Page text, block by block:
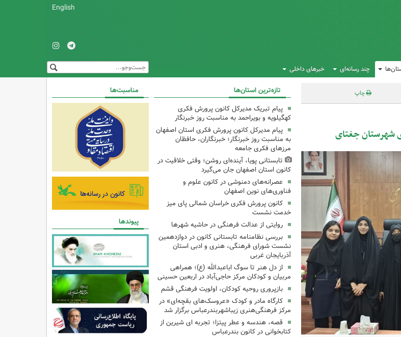
English
چند رسانه‌ای خبرهای داخلی
چاپ
شهرستان جغتای
تازه‌ترین استان‌ها
پیام تبریک مدیرکل کانون پرورش فکری
کهگیلویه و بویراحمد به مناسبت روز خبرنگار
پیام مدیرکل کانون پرورش فکری استان اصفهان
به مناسبت روز خبرنگار؛ خبرنگاران، حافظان
مرزهای فکری جامعه
تابستانی پویا، آینده‌ای روشن؛ وقتی خلاقیت در
کانون استان اصفهان جان می‌گیرد
عصرانه‌های دمنوشی در کانون علوم و
فناوری‌های نوین اصفهان
کانون پرورش فکری خراسان شمالی پای میز
خدمت نشست
روایتی از عدالت فرهنگی در حاشیه شهرها
بررسی نظامنامه تابستانی کانون در دوازدهمین
نشست شورای فرهنگی، هنری و ادبی استان
آذربایجان غربی
از دل هنر تا سوگ اباعبدالله (ع)؛ همراهی
مربیان و کودکان مرکز حاجی‌آباد در اربعین حسینی
بازپروری روحیه کودکان، اولویت فرهنگی قشم
کارگاه مادر و کودک «عروسک‌های بقچه‌ای» در
مرکز فرهنگی‌هنری زیباشهربندرعباس برگزار شد
قصه، هندسه و عطر پیتزا؛ تجربه ای شیرین از
کتابخوانی در کانون بندرعباس
مناسبت‌ها
پیوندها